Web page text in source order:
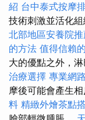
紹 台中泰式按摩
技術刺激並活化
北部地區安養院
的方法 值得信賴
大的優點之外，
治療選擇 專業網
摩後可能會產生
料 精緻外燴茶點